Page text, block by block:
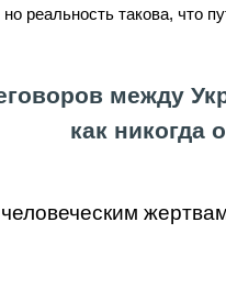
реальность такова, что
между
как никогда